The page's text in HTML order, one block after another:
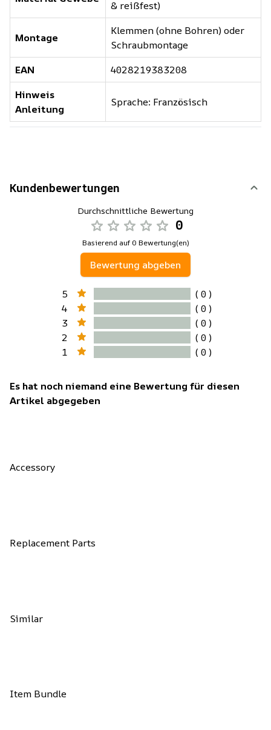
& reißfest)
Montage
Klemmen (ohne Bohren) oder
Schraubmontage
EAN
4028219383208
Hinweis
Anleitung
Sprache: Französisch
Kundenbewertungen
Durchschnittliche Bewertung
0
Basierend auf 0 Bewertung(en)
Bewertung abgeben
5
( 0 )
4
( 0 )
3
( 0 )
2
( 0 )
1
( 0 )
Es hat noch niemand eine Bewertung für diesen
Artikel abgegeben
Accessory
Replacement Parts
Similar
Item Bundle